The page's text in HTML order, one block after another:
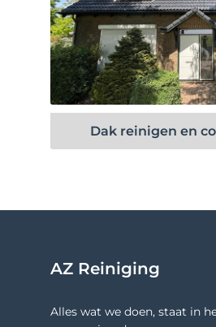
Bekijk
Dak reinigen en
AZ Reiniging
Alles wat we doen, staat in